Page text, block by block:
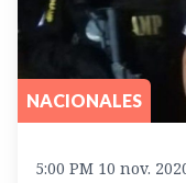
NACIONALES
5:00 PM 10 nov.